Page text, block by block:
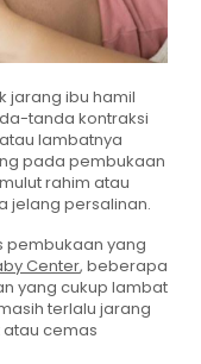
jarang ibu hamil
tanda kontraksi
lambatnya
pada pembukaan
rahim atau
jelang persalinan.
pembukaan yang
Center, beberapa
yang cukup lambat
terlalu jarang
cemas